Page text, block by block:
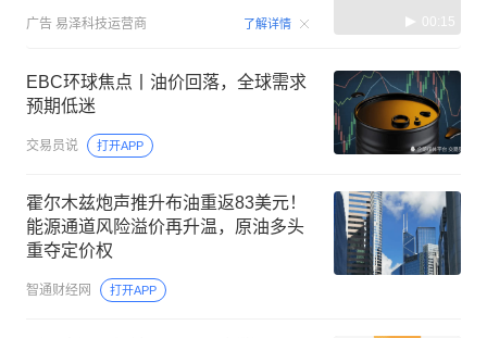
广告 易泽科技运营商 了解详情 00:15
EBC环球焦点丨油价回落，全球需求
预期低迷
交易员说 打开APP
霍尔木兹炮声推升布油重返83美元！
能源通道风险溢价再升温，原油多头
重夺定价权
智通财经网 打开APP